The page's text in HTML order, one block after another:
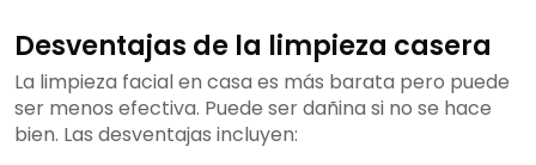
Desventajas de la limpieza casera
La limpieza facial en casa es más barata pero puede
ser menos efectiva. Puede ser dañina si no se hace
bien. Las desventajas incluyen: